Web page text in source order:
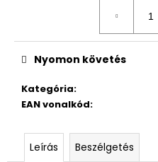
Kategória:
EAN vonalkód:
Nyomon követés
Leírás Beszélgetés